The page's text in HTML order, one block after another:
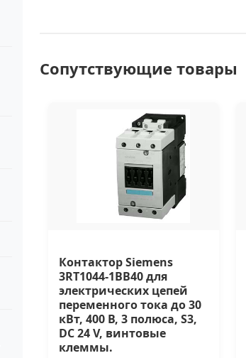
Сопутствующие товары
Контактор Siemens
3RT1044-1BB40 для
электрических цепей
переменного тока до 30
кВт, 400 В, 3 полюса, S3,
DC 24 V, винтовые
клеммы.